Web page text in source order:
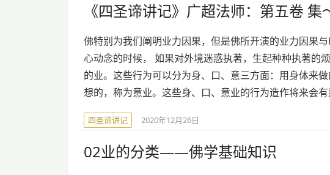
《四圣谛讲记》广超法师：第五卷 集
佛特别为我们阐明业力因果，但是佛所开演的业力因果
心动念的时候， 如果对外境迷惑执著，生起种种执著的
的业。这些行为可以分为身、口、意三方面：用身体来
想的，称为意业。这些身、口、意业的行为造作将来会有
四圣谛讲记 2020年12月26日
02业的分类——佛学基础知识